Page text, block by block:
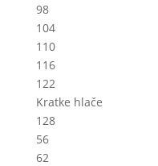
98
104
110
116
122
Kratke hlače
128
56
62